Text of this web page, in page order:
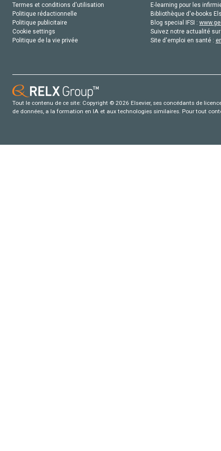
Termes et conditions d'utilisation
Politique rédactionnelle
Politique publicitaire
Cookie settings
Politique de la vie privée
E-learning pour les
Bibliothèque d'e-books
Blog special IFSI :
Suivez notre actualité
Site d'emploi en santé :
Tout le contenu de ce site: Copyright © 2026 Elsevier, ses concédants de
de données, a la formation en IA et aux technologies similaires. Pour tout